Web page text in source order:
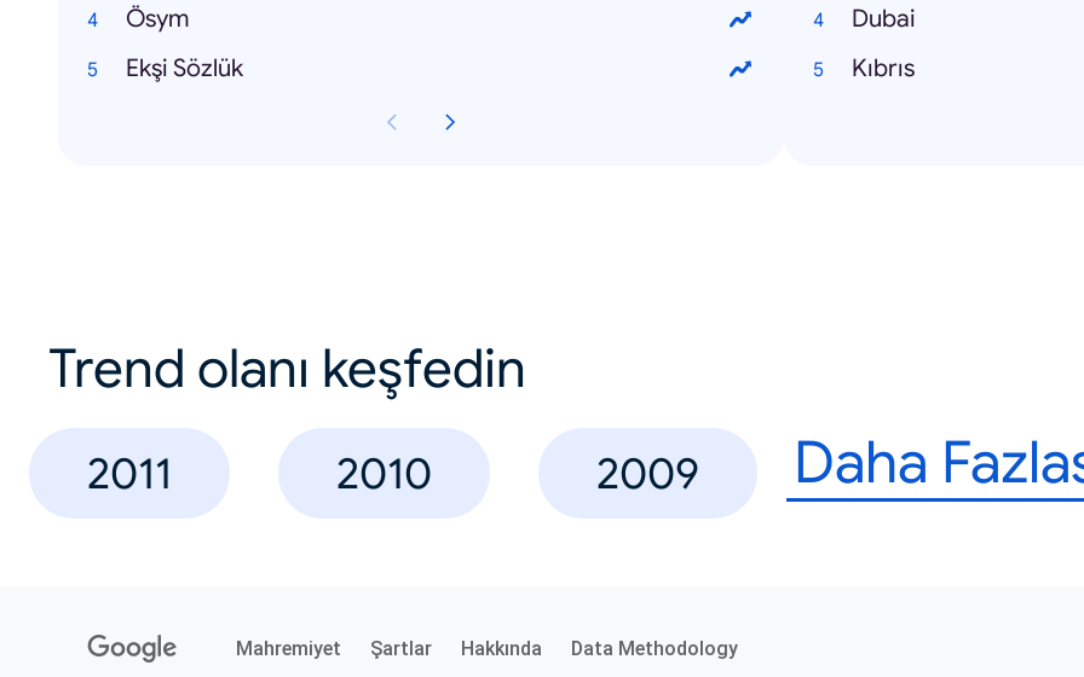
Ösym
Ekşi Sözlük
Dubai
Kıbrıs
Trend olanı keşfedin
2011 2010 2009 Daha
Mahremiyet Şartlar Hakkında Data Methodology